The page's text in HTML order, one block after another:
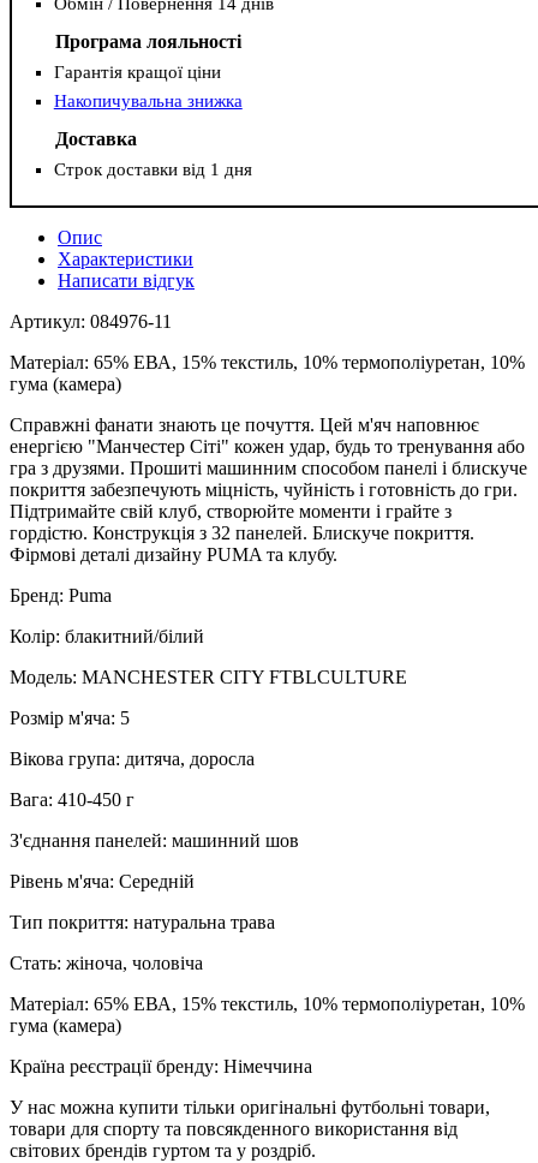
Програма лояльності
Гарантія кращої ціни
Накопичувальна знижка
Доставка
Строк доставки від 1 дня
Опис
Характеристики
Написати відгук
Артикул: 084976-11
Матеріал: 65% ЕВА, 15% текстиль, 10% термополіуретан, 10%
гума (камера)
Справжні фанати знають це почуття. Цей м'яч наповнює
енергією "Манчестер Сіті" кожен удар, будь то тренування або
гра з друзями. Прошиті машинним способом панелі і блискуче
покриття забезпечують міцність, чуйність і готовність до гри.
Підтримайте свій клуб, створюйте моменти і грайте з
гордістю. Конструкція з 32 панелей. Блискуче покриття.
Фірмові деталі дизайну PUMA та клубу.
Бренд: Puma
Колір: блакитний/білий
Модель: MANCHESTER CITY FTBLCULTURE
Розмір м'яча: 5
Вікова група: дитяча, доросла
Вага: 410-450 г
З'єднання панелей: машинний шов
Рівень м'яча: Середній
Тип покриття: натуральна трава
Стать: жіноча, чоловіча
Матеріал: 65% ЕВА, 15% текстиль, 10% термополіуретан, 10%
гума (камера)
Країна реєстрації бренду: Німеччина
У нас можна купити тільки оригінальні футбольні товари,
товари для спорту та повсякденного використання від
світових брендів гуртом та у роздріб.